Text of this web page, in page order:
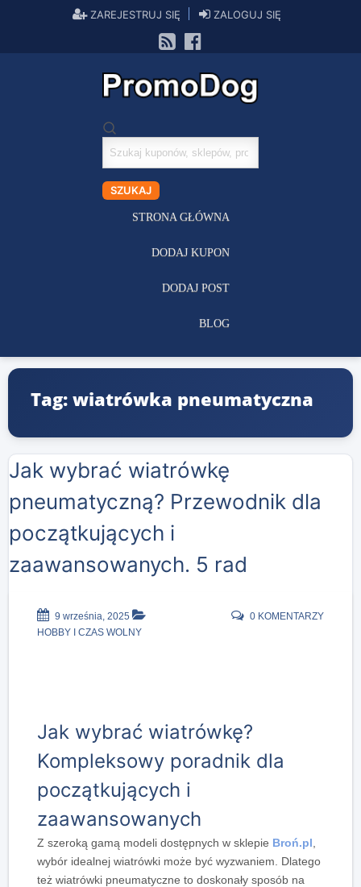
ZAREJESTRUJ SIĘ ZALOGUJ SIĘ
Szukaj
kuponów
SZUKAJ
STRONA GŁÓWNA
DODAJ KUPON
DODAJ POST
BLOG
Tag: wiatrówka pneumatyczna
Jak wybrać wiatrówkę
pneumatyczną? Przewodnik dla
początkujących i
zaawansowanych. 5 rad
9 września, 2025
HOBBY I CZAS WOLNY
0 KOMENTARZY
Jak wybrać wiatrówkę?
Kompleksowy poradnik dla
początkujących i
zaawansowanych
Z szeroką gamą modeli dostępnych w sklepie Broń.pl
wybór idealnej wiatrówki może być wyzwaniem. Dlatego
też wiatrówki pneumatyczne to doskonały sposób na